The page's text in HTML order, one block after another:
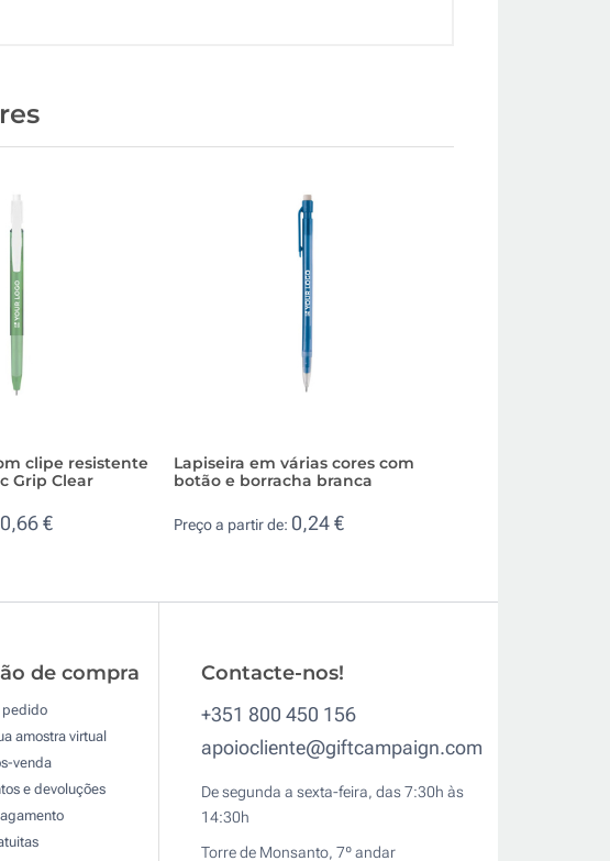
clipe resistente
Grip Clear
0,66 €
Lapiseira em várias cores com
botão e borracha branca
Preço a partir de: 0,24 €
de compra
pedido
amostra virtual
venda
e devoluções
Contacte-nos!
+351 800 450 156
apoiocliente@giftcampaign.com
De segunda a sexta-feira, das 7:30h às
14:30h
Torre de Monsanto, 7º andar